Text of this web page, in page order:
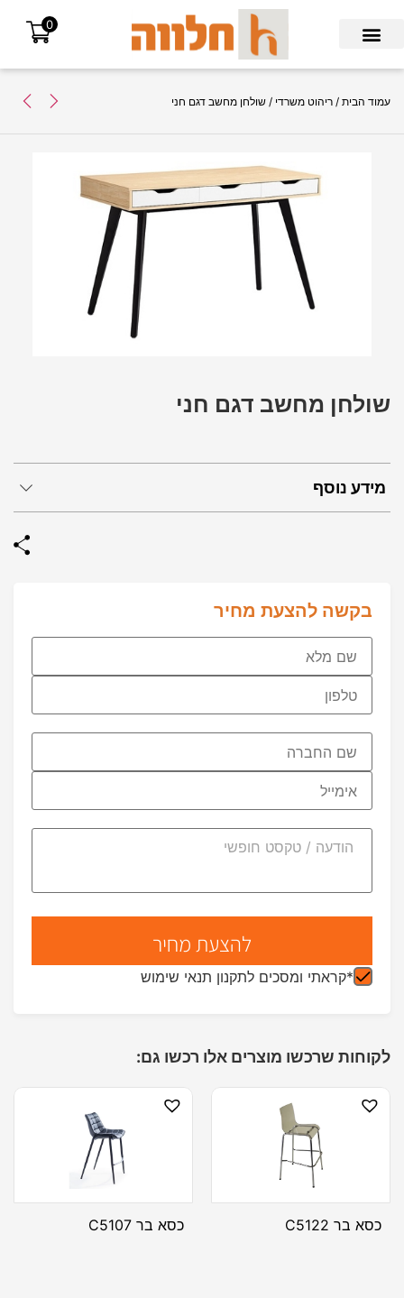
0
עמוד הבית / ריהוט משרדי / שולחן מחשב דגם חני
מידע נוסף
שולחן מחשב דגם חני
בקשה להצעת מחיר
*קראתי ומסכים לתקנון תנאי שימוש
לקוחות שרכשו מוצרים אלו רכשו גם:
כסא בר C5122 כסא בר C5107